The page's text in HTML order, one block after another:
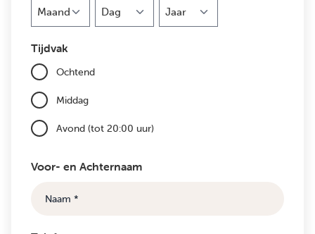
Tijdvak
Ochtend
Middag
Avond (tot 20:00 uur)
Voor- en Achternaam